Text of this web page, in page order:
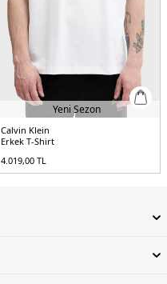
Yeni Sezon
Calvin Klein
Erkek T-Shirt
4.019,00 TL